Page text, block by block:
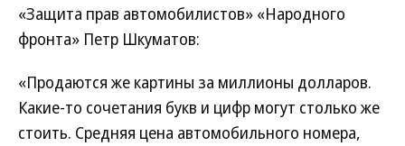
«Защита прав автомобилистов» «Народного
фронта» Петр Шкуматов:
«Продаются же картины за миллионы долларов.
Какие-то сочетания букв и цифр могут столько же
стоить. Средняя цена автомобильного номера,